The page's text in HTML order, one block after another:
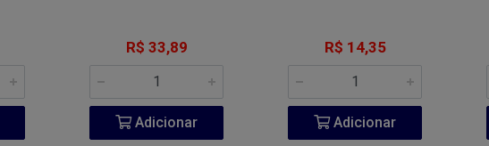
R$ 33,89
Adicionar
R$ 14,35
Adicionar